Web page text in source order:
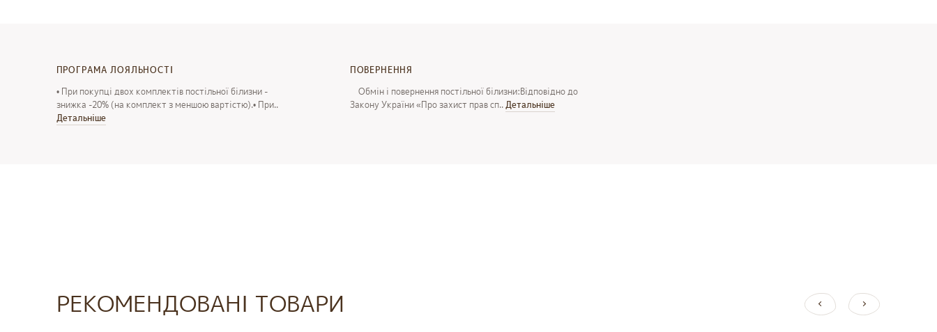
ПРОГРАМА ЛОЯЛЬНОСТІ
• При покупці двох комплектів постільної білизни -
знижка -20% (на комплект з меншою вартістю).• При..
Детальнiше
ПОВЕРНЕННЯ
Обмін і повернення постільної білизни:Відповідно до
Закону України «Про захист прав сп..Детальнiше
РЕКОМЕНДОВАНІ ТОВАРИ